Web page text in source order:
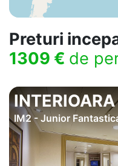
Preturi
1309 € de
INTERIOARA
IM2 - Junior